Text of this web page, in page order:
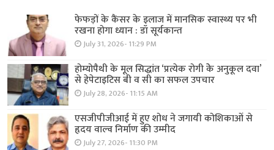
फेफड़ों के कैंसर के इलाज में मानसिक स्वास्थ्य पर भी
रखना होगा ध्यान : डॉ सूर्यकान्त
July 31, 2026- 11:29 PM
होम्योपैथी के मूल सिद्धांत ‘प्रत्येक रोगी केे अनुकूल दवा’
से हेपेटाइटिस बी व सी का सफल उपचार
July 28, 2026- 11:15 AM
एसजीपीजीआई में हुए शोध ने जगायी कोशिकाओं से
हृदय वाल्व निर्माण की उम्मीद
July 27, 2026- 11:30 PM